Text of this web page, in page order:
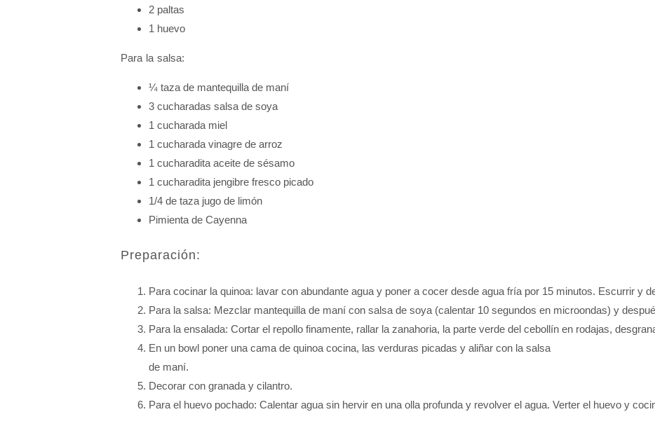
2 paltas
1 huevo
Para la salsa:
¼ taza de mantequilla de maní
3 cucharadas salsa de soya
1 cucharada miel
1 cucharada vinagre de arroz
1 cucharadita aceite de sésamo
1 cucharadita jengibre fresco picado
1/4 de taza jugo de limón
Pimienta de Cayenna
Preparación:
Para cocinar la quinoa: lavar con abundante agua y poner a cocer desde agua fría por 15 minutos. Escurrir y
Para la salsa: Mezclar mantequilla de maní con salsa de soya (calentar 10 segundos en microondas) y
Para la ensalada: Cortar el repollo finamente, rallar la zanahoria, la parte verde del cebollín en rodajas,
En un bowl poner una cama de quinoa cocina, las verduras picadas y aliñar con la salsa
de maní.
Decorar con granada y cilantro.
Para el huevo pochado: Calentar agua sin hervir en una olla profunda y revolver el agua. Verter el huevo y